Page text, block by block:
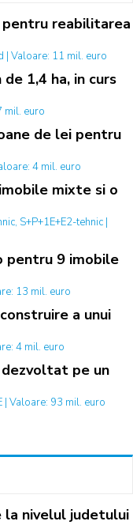
pentru reabilitarea
| Valoare: 11 mil. euro
1,4 ha, in curs
mil. euro
de lei pentru
4 mil. euro
mixte si o
S+P+1E+E2-tehnic |
pentru 9 imobile
13 mil. euro
a unui
4 mil. euro
pe un
| Valoare: 93 mil. euro
la nivelul judetului